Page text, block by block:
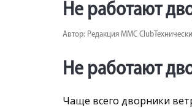
Не работают
Автор: Редакция MMC Club
Не работают
Чаще всего дворники